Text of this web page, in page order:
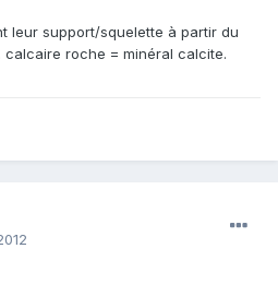
leur support/squelette à partir du
calcaire roche = minéral calcite.